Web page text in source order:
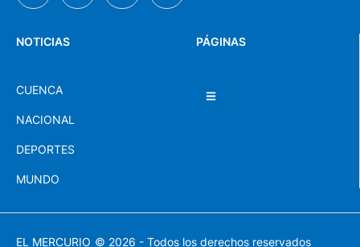
PÁGINAS
NOTICIAS
CUENCA
NACIONAL
DEPORTES
MUNDO
EL MERCURIO © 2026 - Todos los derechos reservados